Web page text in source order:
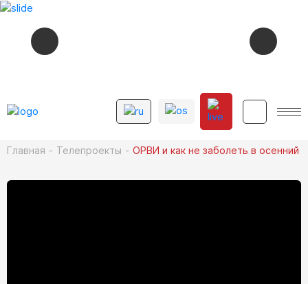
ГВАРДИЯ 12+
Главная Телепроекты ОРВИ и как не заболеть в осенний